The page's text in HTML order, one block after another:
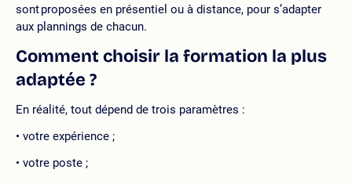
sont proposées en présentiel ou à distance, pour s’adapter
aux plannings de chacun.
Comment choisir la formation la plus
adaptée ?
En réalité, tout dépend de trois paramètres :
votre expérience ;
votre poste ;